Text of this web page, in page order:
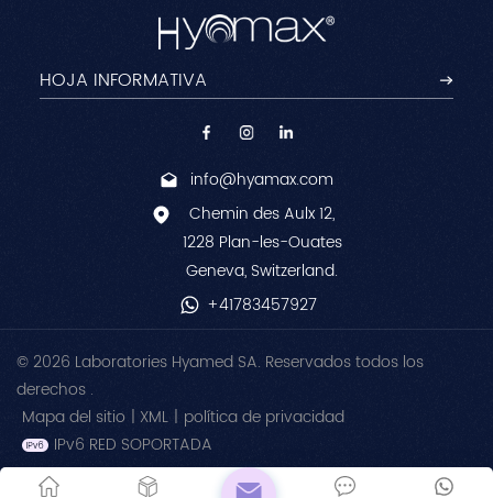
info@hyamax.com
Chemin des Aulx 12,
1228 Plan-les-Ouates
Geneva, Switzerland.
+41783457927
© 2026 Laboratories Hyamed SA. Reservados todos los
derechos .
Mapa del sitio | XML | política de privacidad
IPv6 RED SOPORTADA